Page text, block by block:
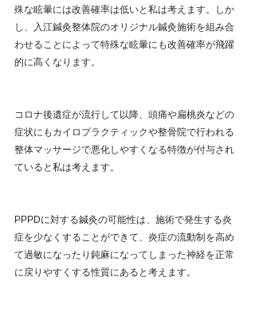
殊な眩暈には改善確率は低いと私は考えます。しか
し、入江鍼灸整体院のオリジナル鍼灸施術を組み合
わせることによって特殊な眩暈にも改善確率が飛躍
的に高くなります。
コロナ後遺症が流行して以降、頭痛や扁桃炎などの
症状にもカイロプラクティックや整骨院で行われる
整体マッサージで悪化しやすくなる特徴が付与され
ていると私は考えます。
PPPDに対する鍼灸の可能性は、施術で発生する炎
症を少なくすることができて、炎症の流動制を高め
て過敏になったり鈍麻になってしまった神経を正常
に戻りやすくする性質にあると考えます。